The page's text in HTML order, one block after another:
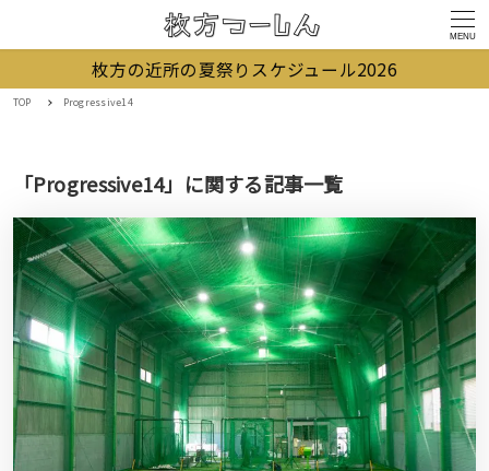
MENU
枚方の近所の夏祭りスケジュール2026
TOP Progressive14
「Progressive14」に関する記事一覧